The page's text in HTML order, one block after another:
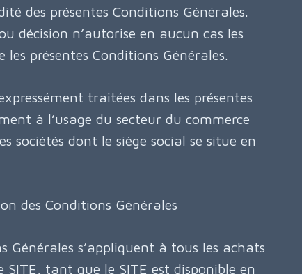
des présentes Conditions Générales.
décision n’autorise en aucun cas les
les présentes Conditions Générales.
traitées dans les présentes
à l’usage du secteur du commerce
sociétés dont le siège social se situe en
des Conditions Générales
Générales s’appliquent à tous les achats
SITE, tant que le SITE est disponible en